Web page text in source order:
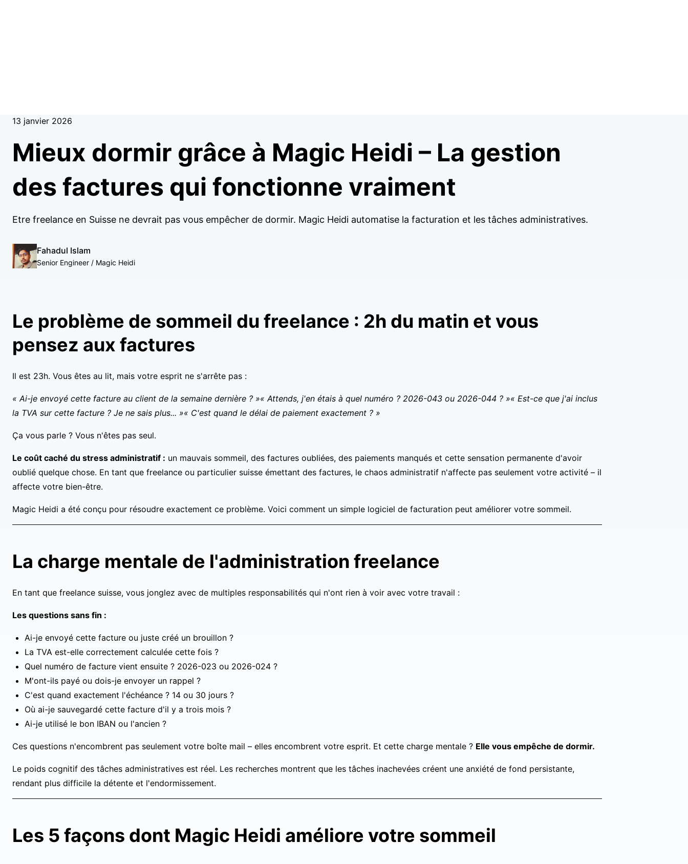
13 janvier 2026
Mieux dormir grâce à Magic Heidi – La gestion
des factures qui fonctionne vraiment
Etre freelance en Suisse ne devrait pas vous empêcher de dormir. Magic Heidi automatise la facturation et les tâches administratives.
Fahadul Islam
Senior Engineer / Magic Heidi
Le problème de sommeil du freelance : 2h du matin et vous
pensez aux factures
Il est 23h. Vous êtes au lit, mais votre esprit ne s'arrête pas :
« Ai-je envoyé cette facture au client de la semaine dernière ? »« Attends, j'en étais à quel numéro ? 2026-043 ou 2026-044 ? »« Est-ce que j'ai inclus
la TVA sur cette facture ? Je ne sais plus... »« C'est quand le délai de paiement exactement ? »
Ça vous parle ? Vous n'êtes pas seul.
Le coût caché du stress administratif : un mauvais sommeil, des factures oubliées, des paiements manqués et cette sensation permanente d'avoir
oublié quelque chose. En tant que freelance ou particulier suisse émettant des factures, le chaos administratif n'affecte pas seulement votre activité – il
affecte votre bien-être.
Magic Heidi a été conçu pour résoudre exactement ce problème. Voici comment un simple logiciel de facturation peut améliorer votre sommeil.
La charge mentale de l'administration freelance
En tant que freelance suisse, vous jonglez avec de multiples responsabilités qui n'ont rien à voir avec votre travail :
Les questions sans fin :
Ai-je envoyé cette facture ou juste créé un brouillon ?
La TVA est-elle correctement calculée cette fois ?
Quel numéro de facture vient ensuite ? 2026-023 ou 2026-024 ?
M'ont-ils payé ou dois-je envoyer un rappel ?
C'est quand exactement l'échéance ? 14 ou 30 jours ?
Où ai-je sauvegardé cette facture d'il y a trois mois ?
Ai-je utilisé le bon IBAN ou l'ancien ?
Ces questions n'encombrent pas seulement votre boîte mail – elles encombrent votre esprit. Et cette charge mentale ? Elle vous empêche de dormir.
Le poids cognitif des tâches administratives est réel. Les recherches montrent que les tâches inachevées créent une anxiété de fond persistante,
rendant plus difficile la détente et l'endormissement.
Les 5 façons dont Magic Heidi améliore votre sommeil